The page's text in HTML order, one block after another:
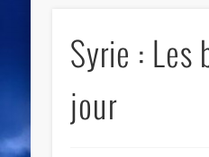
Syrie : Les
jour